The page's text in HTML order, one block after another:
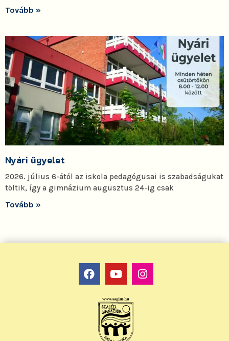
Tovább »
Nyári ügyelet
2026. július 6-ától az iskola pedagógusai is szabadságukat
töltik, így a gimnázium augusztus 24-ig csak
Tovább »